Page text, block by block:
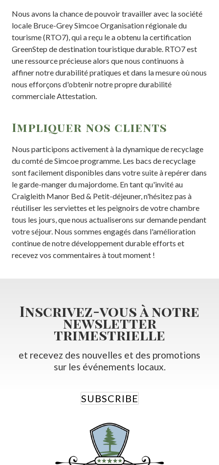
Nous avons la chance de pouvoir travailler avec la société
locale Bruce-Grey Simcoe Organisation régionale du
tourisme (RTO7), qui a reçu le a obtenu la certification
GreenStep de destination touristique durable. RTO7 est
une ressource précieuse alors que nous continuons à
affiner notre durabilité pratiques et dans la mesure où nous
nous efforçons d'obtenir notre propre durabilité
commerciale Attestation.
Impliquer nos clients
Nous participons activement à la dynamique de recyclage
du comté de Simcoe programme. Les bacs de recyclage
sont facilement disponibles dans votre suite à repérer dans
le garde-manger du majordome. En tant qu'invité au
Craigleith Manor Bed & Petit-déjeuner, n'hésitez pas à
réutiliser les serviettes et les peignoirs de votre chambre
tous les jours, que nous actualiserons sur demande pendant
votre séjour. Nous sommes engagés dans l'amélioration
continue de notre développement durable efforts et
recevez vos commentaires à tout moment !
Inscrivez-vous à notre
newsletter
trimestrielle
et recevez des nouvelles et des promotions
sur les événements locaux.
SUBSCRIBE